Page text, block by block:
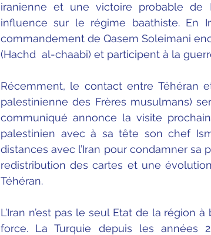
iranienne et une victoire probable de
influence sur le régime baathiste. En
commandement de Qasem Soleimani
(Hachd  al-chaabi) et participent à la
Récemment, le contact entre Téhéran
palestinienne des Frères musulmans)
communiqué annonce la visite
palestinien avec à sa tête son chef
distances avec l’Iran pour condamner sa
redistribution des cartes et une
Téhéran.
L’Iran n’est pas le seul Etat de la région
force. La Turquie depuis les années